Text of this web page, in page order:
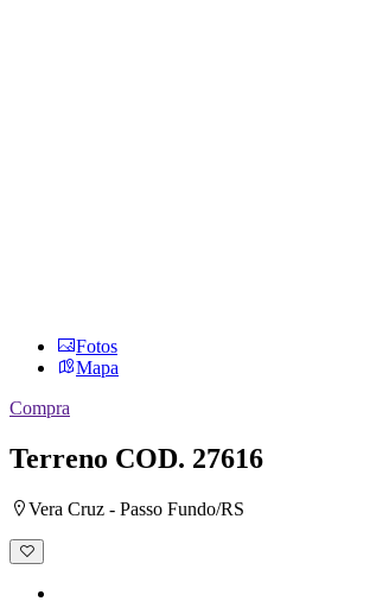
Fotos
Mapa
Compra
Terreno COD. 27616
Vera Cruz - Passo Fundo/RS
Adicionar
à